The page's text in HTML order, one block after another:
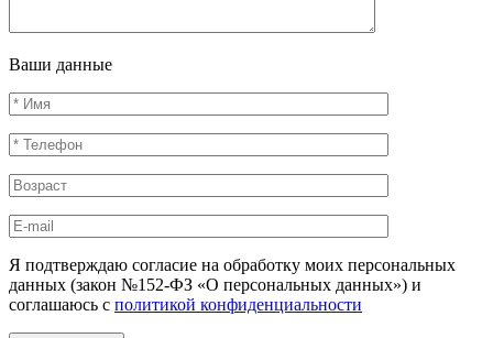
Ваши данные
Я подтверждаю согласие на обработку моих персональных
данных (закон №152-ФЗ «О персональных данных») и
соглашаюсь с политикой конфиденциальности